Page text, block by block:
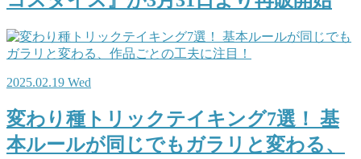
2025.02.19 Wed
変わり種トリックテイキング7選！ 基
本ルールが同じでもガラリと変わる、